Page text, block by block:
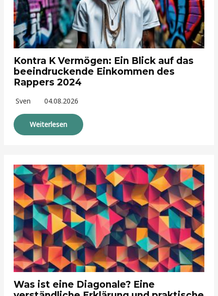
Kontra K Vermögen: Ein Blick auf das
beeindruckende Einkommen des
Rappers 2024
Sven 04.08.2026
Weiterlesen
Was ist eine Diagonale? Eine